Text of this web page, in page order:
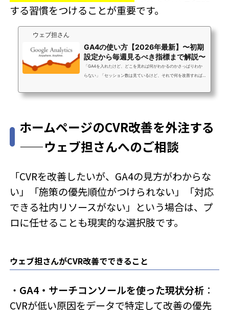
する習慣をつけることが重要です。
ウェブ担さん
GA4の使い方【2026年最新】〜初期
設定から毎週見るべき指標まで解説〜
「GA4を入れたけど、どこを見れば何がわかるのかさっぱりわか
らない」「セッション数は見ているけど、それで何を改善すれば
入率は上がっているのに、「なんとなく見ているだけ」で終わっ
態…」というお悩みを持たれている方が多いです。この記事では、
GA4の初期設定から「実際に何を見て、何を意思決定に使うか」
までを、Web担当者の実務視点で解説しま...
ホームページのCVR改善を外注する
——ウェブ担さんへのご相談
「CVRを改善したいが、GA4の見方がわからな
い」「施策の優先順位がつけられない」「対応
できる社内リソースがない」という場合は、プ
ロに任せることも現実的な選択肢です。
ウェブ担さんがCVR改善でできること
・ GA4・サーチコンソールを使った現状分析 ：
CVRが低い原因をデータで特定して改善の優先